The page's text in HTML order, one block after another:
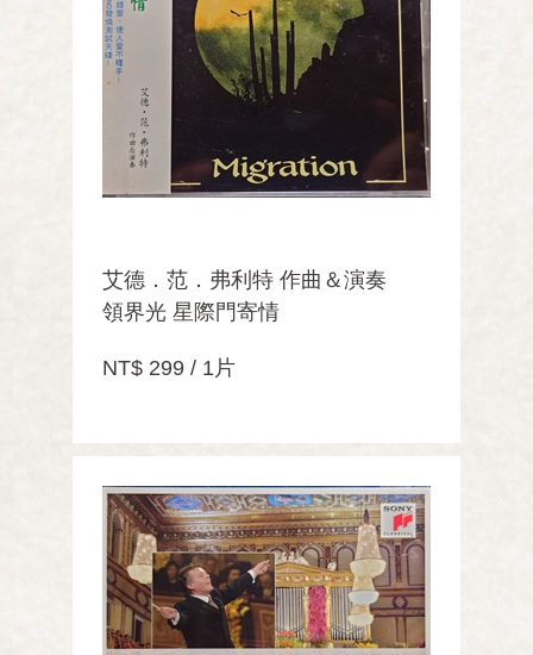
艾德．范．弗利特 作曲＆演奏
領界光 星際門寄情
NT$ 299 / 1片